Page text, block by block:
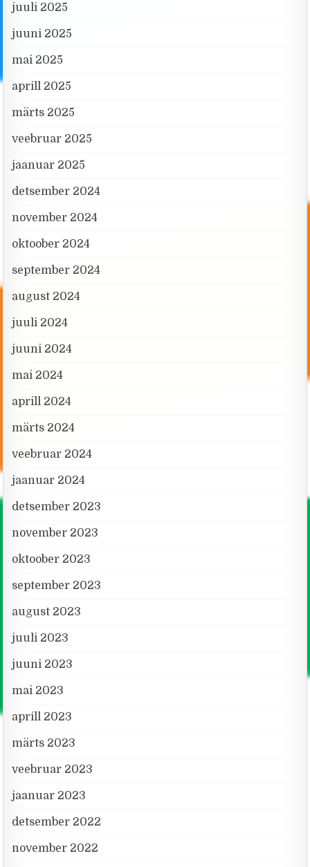
juuli 2025
juuni 2025
mai 2025
aprill 2025
märts 2025
veebruar 2025
jaanuar 2025
detsember 2024
november 2024
oktoober 2024
september 2024
august 2024
juuli 2024
juuni 2024
mai 2024
aprill 2024
märts 2024
veebruar 2024
jaanuar 2024
detsember 2023
november 2023
oktoober 2023
september 2023
august 2023
juuli 2023
juuni 2023
mai 2023
aprill 2023
märts 2023
veebruar 2023
jaanuar 2023
detsember 2022
november 2022